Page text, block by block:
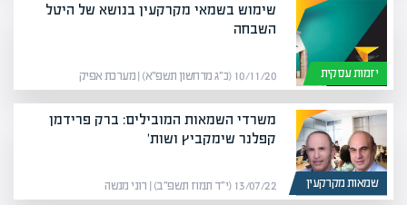
יזמות עסקית
שימוש בשמאי מקרקעין בנושא של היטל
השבחה
10/11/20 (כ״ג מרחשון תשפ״א) | מערכת אפיק
שמאות מקרקעין
משרדי השמאות המובילים: ברק פרידמן
קפלנר שימקביץ ושות'
13/07/22 (י״ד תמוז תשפ״ב) | רוני מנשה